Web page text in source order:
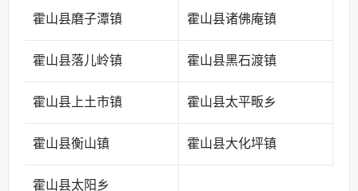
霍山县磨子潭镇 霍山县诸佛庵镇
霍山县落儿岭镇 霍山县黑石渡镇
霍山县上土市镇 霍山县太平畈乡
霍山县衡山镇 霍山县大化坪镇
霍山县太阳乡